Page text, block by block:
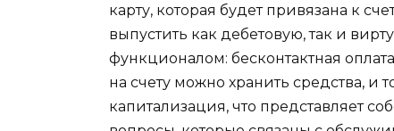
карту, которая будет привязана к
выпустить как дебетовую, так и
функционалом: бесконтактная
на счету можно хранить средства, и
капитализация, что представляет